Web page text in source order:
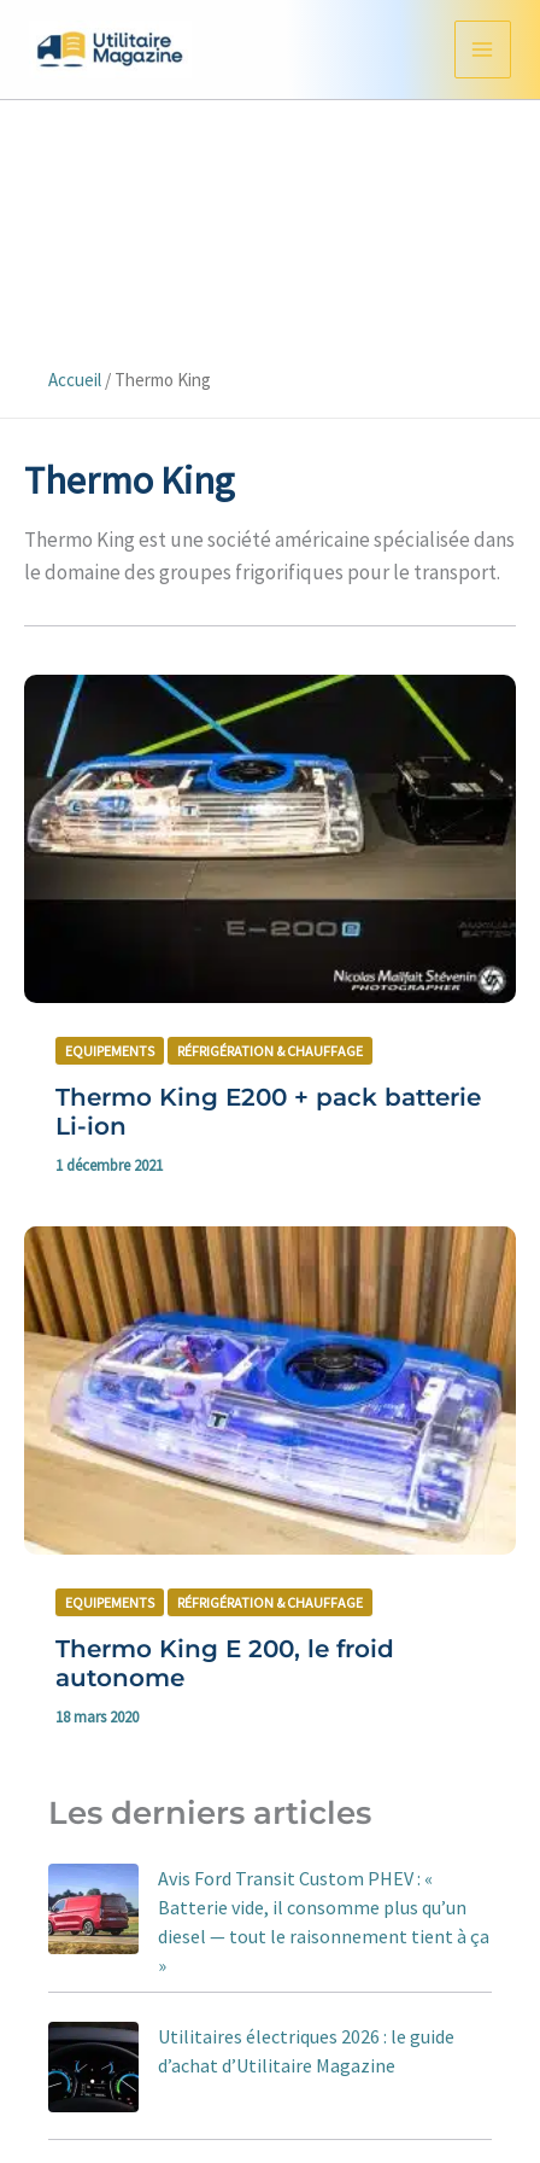
Accueil / Thermo King
Thermo King
Thermo King est une société américaine spécialisée dans
le domaine des groupes frigorifiques pour le transport.
EQUIPEMENTS RÉFRIGÉRATION & CHAUFFAGE
Thermo King E200 + pack batterie
Li-ion
1 décembre 2021
EQUIPEMENTS RÉFRIGÉRATION & CHAUFFAGE
Thermo King E 200, le froid
autonome
18 mars 2020
Les derniers articles
Avis Ford Transit Custom PHEV : «
Batterie vide, il consomme plus qu’un
diesel — tout le raisonnement tient à ça
»
Utilitaires électriques 2026 : le guide
d’achat d’Utilitaire Magazine